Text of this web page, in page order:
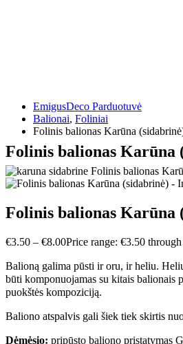
EmigusDeco Parduotuvė
Balionai, Foliniai
Folinis balionas Karūna
Folinis balionas Karūna
Folinis balionas Karūna
€3.50 – €8.00Price range: €3.50
Balioną galima pūsti ir oru, ir heliu.
būti komponuojamas su kitais balionais
puokštės kompoziciją.
Baliono atspalvis gali šiek tiek skirtis
Dėmėsio: pripūsto baliono pristatymas